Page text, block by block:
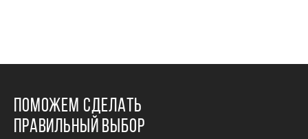
ПОМОЖЕМ СДЕЛАТЬ
ПРАВИЛЬНЫЙ ВЫБОР